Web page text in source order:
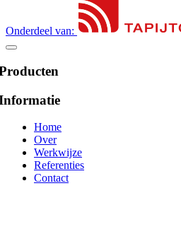
Onderdeel van:
Home
Over
Werkwijze
Referenties
Contact